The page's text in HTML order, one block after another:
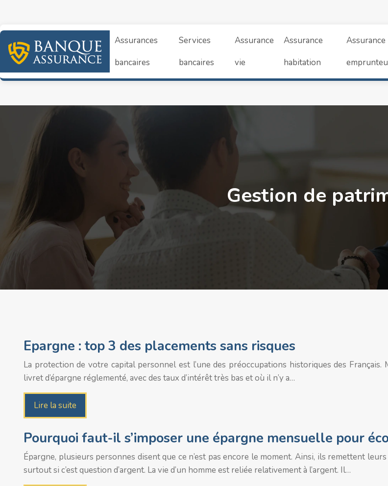
Assurances
bancaires
Services
bancaires
Assurance
vie
Assurance
habitation
Assurance
Gestion de
Epargne : top 3 des placements sans risques
La protection de votre capital personnel est l’une des préoccupations historiques des
livret d’épargne réglementé, avec des taux d’intérêt très bas et où il n’y a…
Lire la suite
Pourquoi faut-il s’imposer une épargne mensuelle pour
Épargne, plusieurs personnes disent que ce n’est pas encore le moment. Ainsi, ils remettent
surtout si c’est question d’argent. La vie d’un homme est reliée relativement à l’argent. Il…